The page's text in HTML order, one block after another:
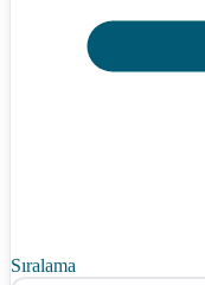
Sıralama